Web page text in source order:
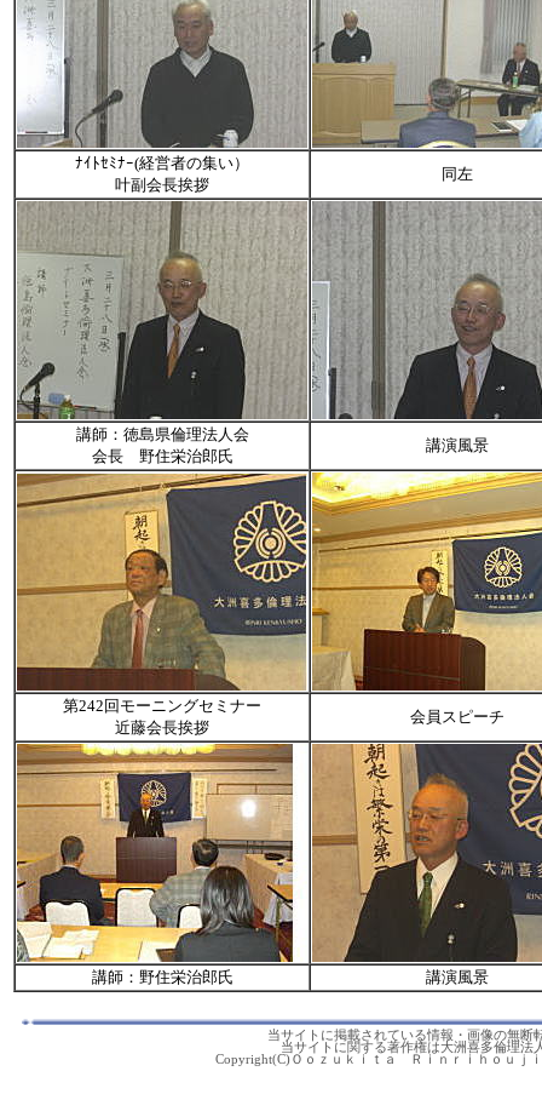
ﾅｲﾄｾﾐﾅｰ(経営者の集い）
叶副会長挨拶
同左
講師：徳島県倫理法人会
会長 野住栄治郎氏
講演風景
第242回モーニングセミナー
近藤会長挨拶
会員スピーチ
講師：野住栄治郎氏 講演風景
当サイトに掲載されている情報・画像の無断
当サイトに関する著作権は大洲喜多倫理法
Copyright(C)Ｏｏｚｕｋｉｔａ Ｒｉｎｒｉｈｏｕｊｉ